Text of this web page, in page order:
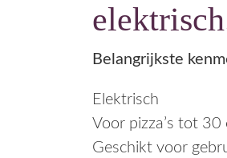
Belangrijkste
Elektrisch
Voor pizza’s tot 30
Geschikt voor